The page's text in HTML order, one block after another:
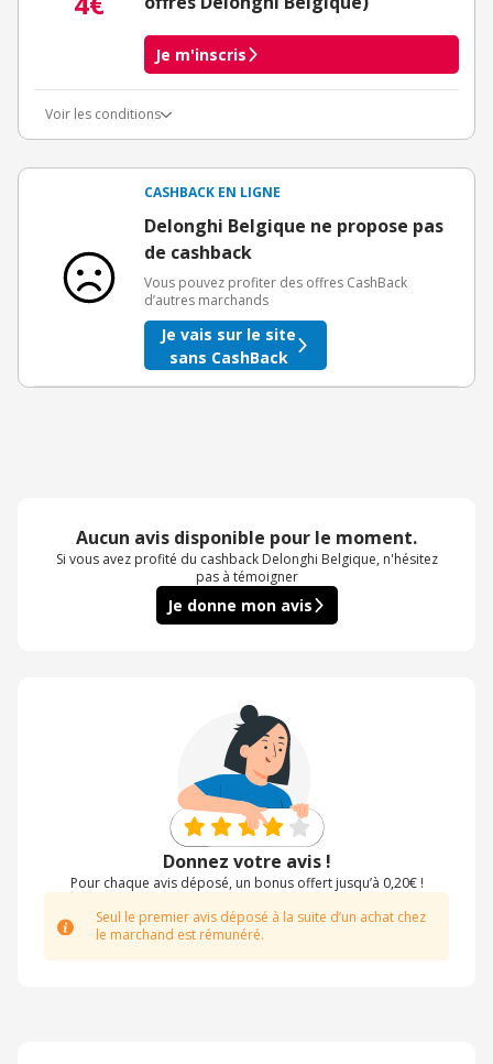
Je m'inscris
Voir les conditions
3€ de bienvenue crédités immédiatement + 1€ supplémentaire
Offre réservée à une toute première inscription chez eBuyClub.
CASHBACK EN LIGNE
Delonghi Belgique ne propose pas
de cashback
Vous pouvez profiter des offres CashBack
d’autres marchands
Je vais sur le site
sans CashBack
Aucun avis disponible pour le moment.
Si vous avez profité du cashback Delonghi Belgique, n'hésitez
pas à témoigner
Je donne mon avis
Donnez votre avis !
Pour chaque avis déposé, un bonus offert jusqu’à 0,20€ !
Seul le premier avis déposé à la suite d’un achat chez
le marchand est rémunéré.